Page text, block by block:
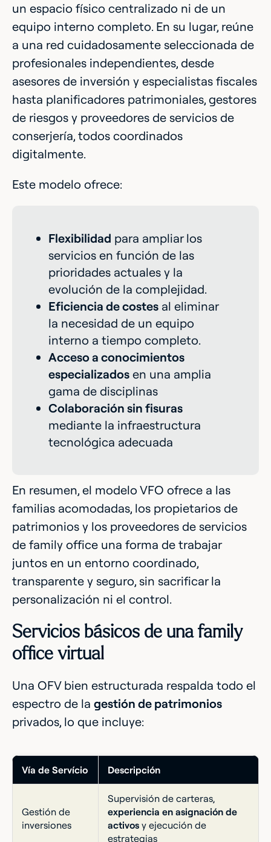
un espacio físico centralizado ni de un
equipo interno completo. En su lugar, reúne
a una red cuidadosamente seleccionada de
profesionales independientes, desde
asesores de inversión y especialistas fiscales
hasta planificadores patrimoniales, gestores
de riesgos y proveedores de servicios de
conserjería, todos coordinados
digitalmente.
Este modelo ofrece:
Flexibilidad para ampliar los
servicios en función de las
prioridades actuales y la
evolución de la complejidad.
Eficiencia de costes al eliminar
la necesidad de un equipo
interno a tiempo completo.
Acceso a conocimientos
especializados en una amplia
gama de disciplinas
Colaboración sin fisuras
mediante la infraestructura
tecnológica adecuada
En resumen, el modelo VFO ofrece a las
familias acomodadas, los propietarios de
patrimonios y los proveedores de servicios
de family office una forma de trabajar
juntos en un entorno coordinado,
transparente y seguro, sin sacrificar la
personalización ni el control.
Servicios básicos de una family
office virtual
Una OFV bien estructurada respalda todo el
espectro de la gestión de patrimonios
privados, lo que incluye:
Vía de Servício Descripción
Gestión de
inversiones
Supervisión de carteras,
experiencia en asignación de
activos y ejecución de
estrategias